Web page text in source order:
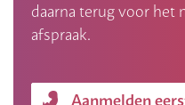
daarna terug voor het
afspraak.
Aanmelden